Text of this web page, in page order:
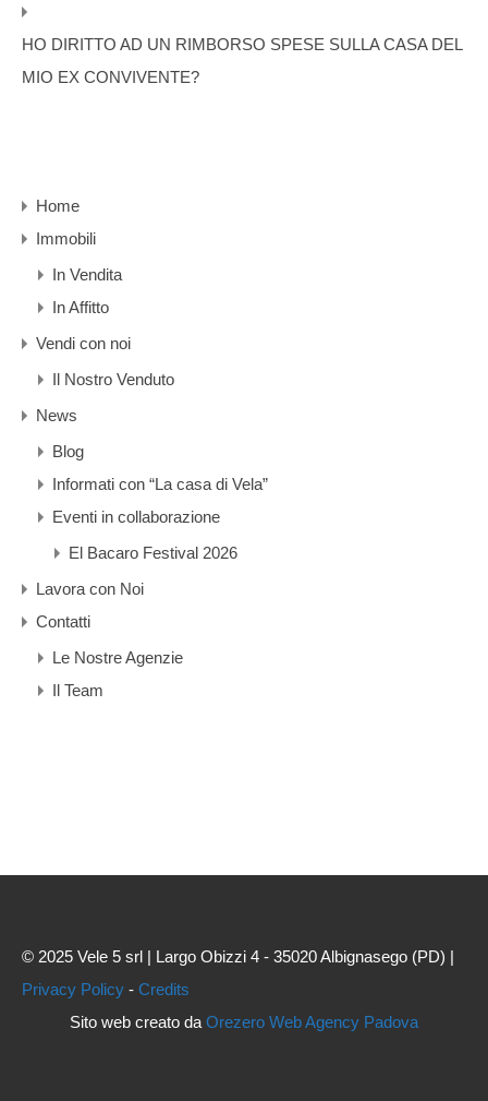
HO DIRITTO AD UN RIMBORSO SPESE SULLA CASA DEL
MIO EX CONVIVENTE?
Home
Immobili
In Vendita
In Affitto
Vendi con noi
Il Nostro Venduto
News
Blog
Informati con “La casa di Vela”
Eventi in collaborazione
El Bacaro Festival 2026
Lavora con Noi
Contatti
Le Nostre Agenzie
Il Team
© 2025 Vele 5 srl | Largo Obizzi 4 - 35020 Albignasego (PD) |
Privacy Policy - Credits
Sito web creato da Orezero Web Agency Padova